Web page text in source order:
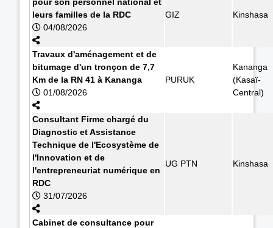
leurs familles de la RDC
04/08/2026
GIZ Kinshasa
Travaux d'aménagement et de
bitumage d'un tronçon de 7,7
Km de la RN 41 à Kananga
01/08/2026
PURUK
Kananga
(Kasaï-
Central)
Consultant Firme chargé du
Diagnostic et Assistance
Technique de l'Ecosystème de
l'Innovation et de
l'entrepreneuriat numérique en
RDC
31/07/2026
UG PTN Kinshasa
Cabinet de consultance pour